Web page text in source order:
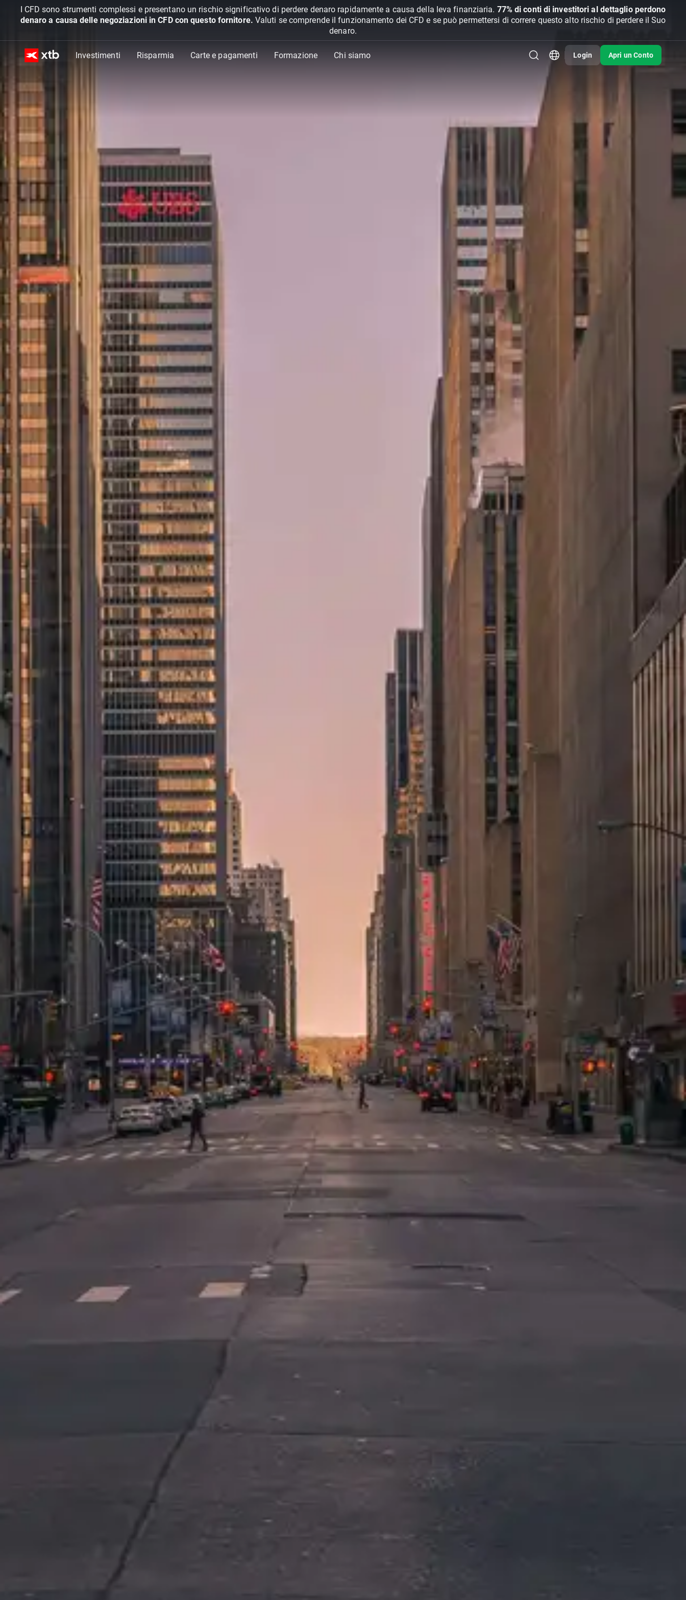
I CFD sono strumenti complessi e presentano un rischio significativo di perdere denaro rapidamente a causa della leva finanziaria. 77% di conti di investitori al dettaglio perdono
denaro a causa delle negoziazioni in CFD con questo fornitore. Valuti se comprende il funzionamento dei CFD e se può permettersi di correre questo alto rischio di perdere il Suo
denaro.
Investimenti Risparmia Carte e pagamenti Formazione Chi siamo Login Apri un Conto